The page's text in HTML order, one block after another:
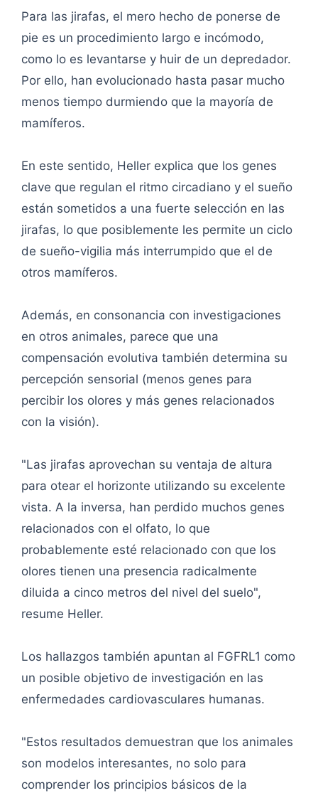
Para las jirafas, el mero hecho de ponerse de
pie es un procedimiento largo e incómodo,
como lo es levantarse y huir de un depredador.
Por ello, han evolucionado hasta pasar mucho
menos tiempo durmiendo que la mayoría de
mamíferos.
En este sentido, Heller explica que los genes
clave que regulan el ritmo circadiano y el sueño
están sometidos a una fuerte selección en las
jirafas, lo que posiblemente les permite un ciclo
de sueño-vigilia más interrumpido que el de
otros mamíferos.
Además, en consonancia con investigaciones
en otros animales, parece que una
compensación evolutiva también determina su
percepción sensorial (menos genes para
percibir los olores y más genes relacionados
con la visión).
"Las jirafas aprovechan su ventaja de altura
para otear el horizonte utilizando su excelente
vista. A la inversa, han perdido muchos genes
relacionados con el olfato, lo que
probablemente esté relacionado con que los
olores tienen una presencia radicalmente
diluida a cinco metros del nivel del suelo",
resume Heller.
Los hallazgos también apuntan al FGFRL1 como
un posible objetivo de investigación en las
enfermedades cardiovasculares humanas.
"Estos resultados demuestran que los animales
son modelos interesantes, no solo para
comprender los principios básicos de la